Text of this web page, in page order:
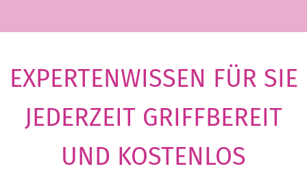
EXPERTENWISSEN FÜR SIE
JEDERZEIT GRIFFBEREIT
UND KOSTENLOS